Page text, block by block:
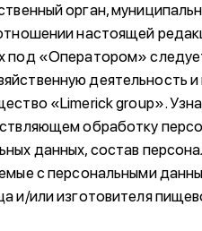
орган,
настоящей
под «Оператором»
деятельность
«Limerick group».
обработку
данных, состав
с персональными
и/или изготовителя